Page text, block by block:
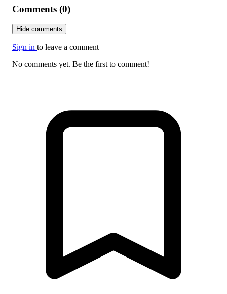
Comments (0)
Hide comments
Sign in to leave a comment
No comments yet. Be the first to comment!